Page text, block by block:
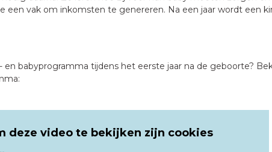
een vak om inkomsten te genereren. Na een jaar wordt een
babyprogramma tijdens het eerste jaar na de geboorte?
deze video te bekijken zijn cookies